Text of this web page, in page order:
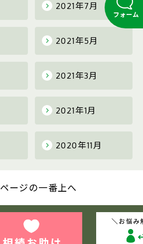
フォーム
2021年7月
2021年5月
2021年3月
2021年1月
2020年11月
ページの一番上へ